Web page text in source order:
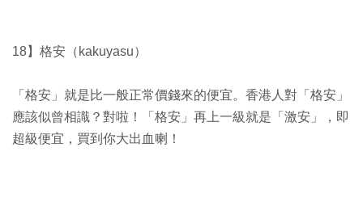
18】格安（kakuyasu）
「格安」就是比一般正常價錢來的便宜。香港人對「格安」
應該似曾相識？對啦！「格安」再上一級就是「激安」，即
超級便宜，買到你大出血喇！